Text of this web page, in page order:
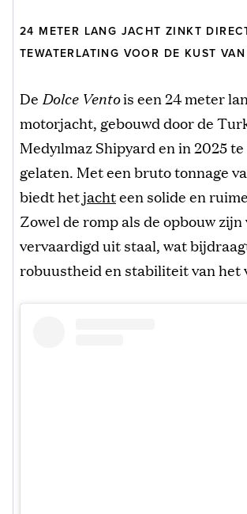
24 METER LANG JACHT ZINKT
TEWATERLATING VOOR DE KUST
De Dolce Ventois een 24 meter
motorjacht, gebouwd door de
Medyılmaz Shipyard en in 2025
gelaten. Met een bruto tonnage
biedt hetjachteen solide en
Zowel de romp als de opbouw
vervaardigd uit staal, wat
robuustheid en stabiliteit van het